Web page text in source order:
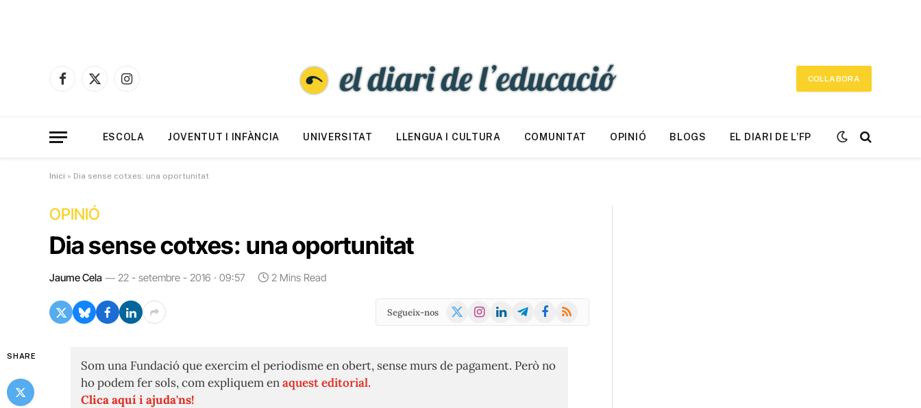
Facebook
X
Instagram
COL·LABORA
ESCOLA JOVENTUT I INFÀNCIA UNIVERSITAT LLENGUA I CULTURA COMUNITAT OPINIÓ BLOGS EL DIARI DE L’FP
Inici » Dia sense cotxes: una oportunitat
OPINIÓ
Dia sense cotxes: una oportunitat
Jaume Cela 22 - setembre - 2016 · 09:57 2 Mins Read
Segueix-nos
X
Instagram
LinkedInTelegramFacebook
RSS
SHARE
Som una Fundació que exercim el periodisme en obert, sense murs de pagament. Però no
ho podem fer sols, com expliquem enaquest editorial.
Clica aquí i ajuda'ns!